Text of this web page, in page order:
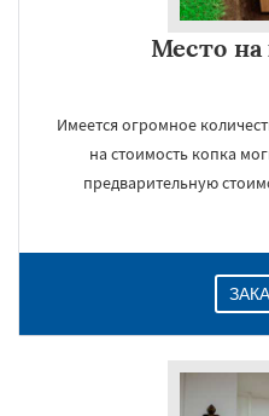
Место
Имеется огромное
на стоимость копка
предварительную